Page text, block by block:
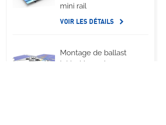
mini rail
VOIR LES DÉTAILS
Montage de ballast
latéral long de